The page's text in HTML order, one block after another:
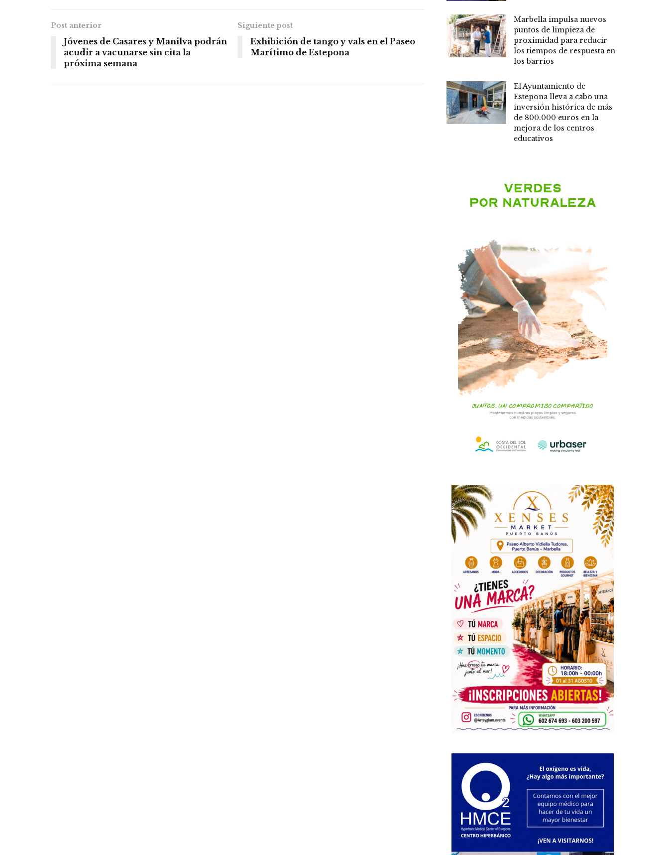
Post anterior
Jóvenes de Casares y Manilva podrán
acudir a vacunarse sin cita la
próxima semana
Siguiente post
Exhibición de tango y vals en el Paseo
Marítimo de Estepona
Marbella impulsa nuevos
puntos de limpieza de
proximidad para reducir
los tiempos de respuesta en
los barrios
El Ayuntamiento de
Estepona lleva a cabo una
inversión histórica de más
de 800.000 euros en la
mejora de los centros
educativos